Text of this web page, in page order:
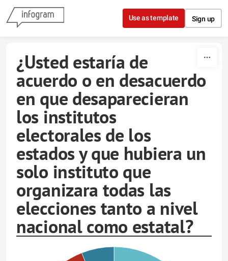
Skip to content
Use as template Sign up
¿Usted estaría de
acuerdo o en desacuerdo
en que desaparecieran
los institutos
electorales de los
estados y que hubiera un
solo instituto que
organizara todas las
elecciones tanto a nivel
nacional como estatal?